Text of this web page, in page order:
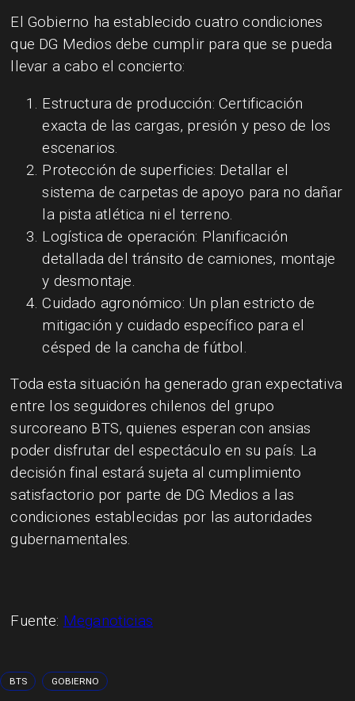
El Gobierno ha establecido cuatro condiciones
que DG Medios debe cumplir para que se pueda
llevar a cabo el concierto:
Estructura de producción: Certificación
exacta de las cargas, presión y peso de los
escenarios.
Protección de superficies: Detallar el
sistema de carpetas de apoyo para no dañar
la pista atlética ni el terreno.
Logística de operación: Planificación
detallada del tránsito de camiones, montaje
y desmontaje.
Cuidado agronómico: Un plan estricto de
mitigación y cuidado específico para el
césped de la cancha de fútbol.
Toda esta situación ha generado gran expectativa
entre los seguidores chilenos del grupo
surcoreano BTS, quienes esperan con ansias
poder disfrutar del espectáculo en su país. La
decisión final estará sujeta al cumplimiento
satisfactorio por parte de DG Medios a las
condiciones establecidas por las autoridades
gubernamentales.
Fuente: Meganoticias
BTS GOBIERNO